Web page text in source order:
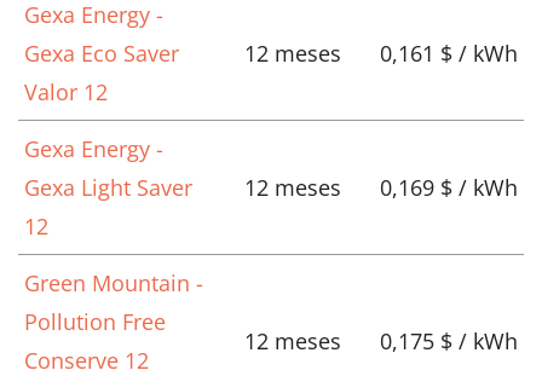
Gexa Energy -
Gexa Eco Saver
Valor 12
12 meses 0,161 $ / kWh
Gexa Energy -
Gexa Light Saver
12
12 meses 0,169 $ / kWh
Green Mountain -
Pollution Free
Conserve 12
12 meses 0,175 $ / kWh